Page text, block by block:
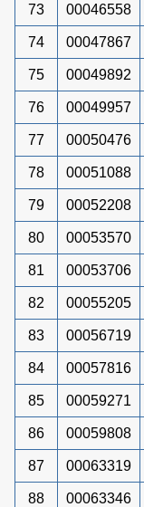
73 00046558
74 00047867
75 00049892
76 00049957
77 00050476
78 00051088
79 00052208
80 00053570
81 00053706
82 00055205
83 00056719
84 00057816
85 00059271
86 00059808
87 00063319
88 00063346